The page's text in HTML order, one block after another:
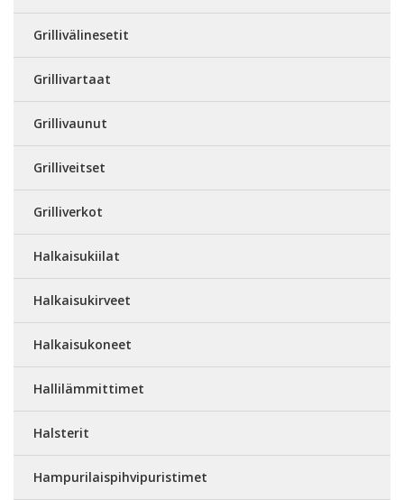
Grillivälinesetit
Grillivartaat
Grillivaunut
Grilliveitset
Grilliverkot
Halkaisukiilat
Halkaisukirveet
Halkaisukoneet
Hallilämmittimet
Halsterit
Hampurilaispihvipuristimet